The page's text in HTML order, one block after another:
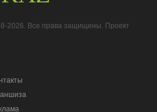
2026. Все права защищены. Проект